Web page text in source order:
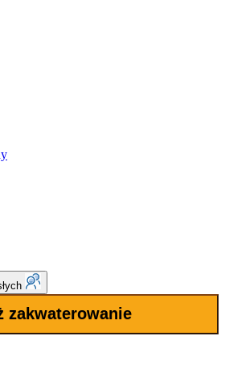
zakwaterowanie